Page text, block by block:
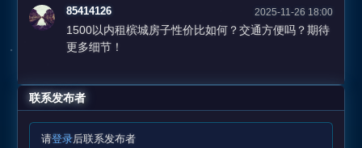
85414126 2025-11-26 18:00
1500以内租槟城房子性价比如何？交通方便吗？期待
更多细节！
联系发布者
请登录后联系发布者